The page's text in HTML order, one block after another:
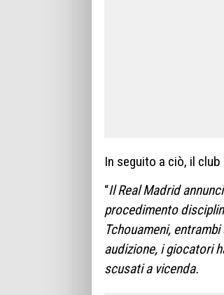
In seguito a ciò, il
“Il Real Madrid
procedimento
Tchouameni,
audizione, i giocatori
scusati a vicenda.